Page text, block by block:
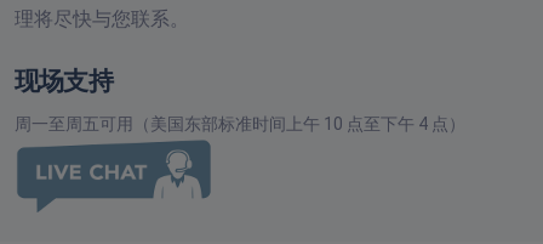
理将尽快与您联系。
现场支持
周一至周五可用（美国东部标准时间上午 10 点至下午 4 点）